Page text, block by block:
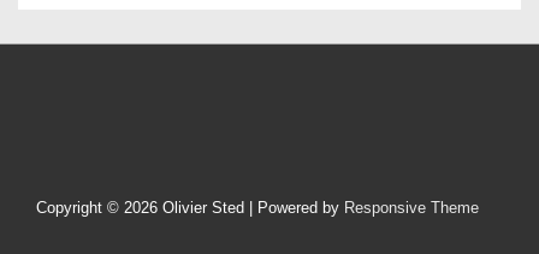
Copyright © 2026 Olivier Sted | Powered by Responsive Theme